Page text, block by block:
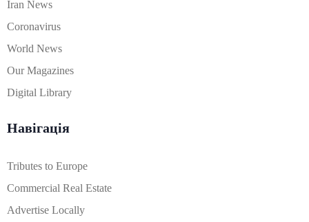
Iran News
Coronavirus
World News
Our Magazines
Digital Library
Навігація
Tributes to Europe
Commercial Real Estate
Advertise Locally